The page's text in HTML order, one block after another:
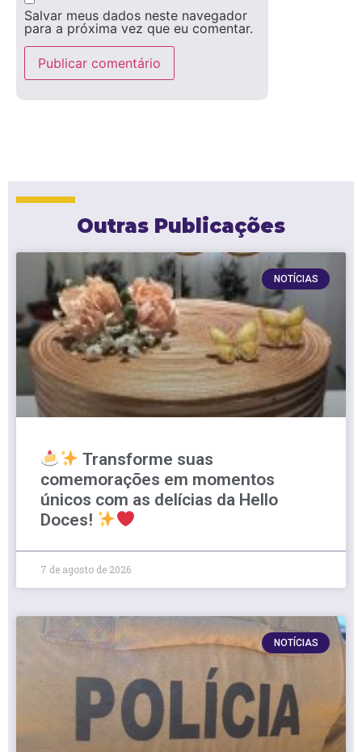
Salvar meus dados neste navegador
para a próxima vez que eu comentar.
Outras Publicações
NOTÍCIAS
Transforme suas
comemorações em momentos
únicos com as delícias da Hello
Doces!
7 de agosto de 2026
NOTÍCIAS